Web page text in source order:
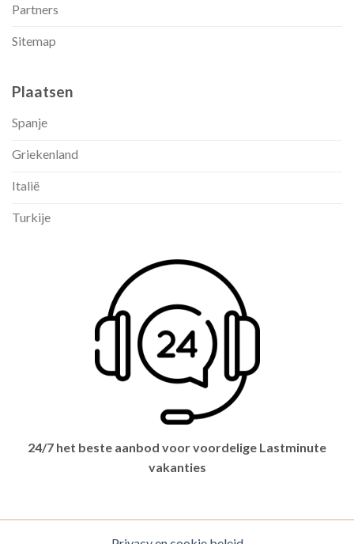
Partners
Sitemap
Plaatsen
Spanje
Griekenland
Italië
Turkije
24/7 het beste aanbod voor voordelige Lastminute
vakanties